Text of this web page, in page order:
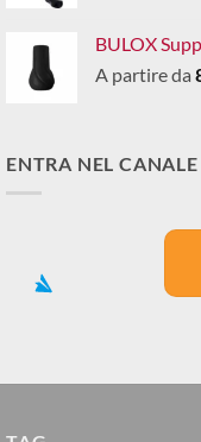
BULOX
A partire da
ENTRA NEL